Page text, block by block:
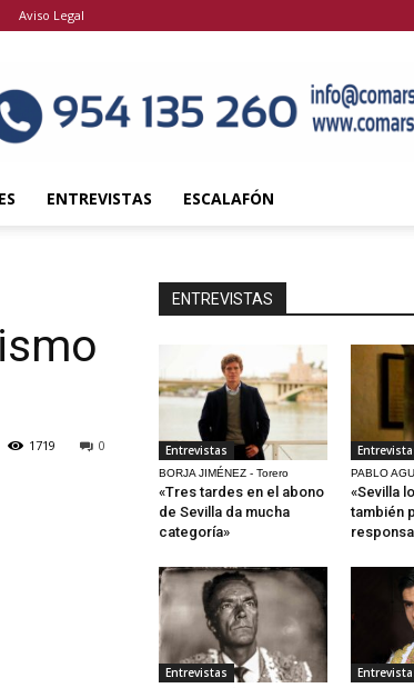
Aviso Legal
ENTREVISTAS ESCALAFÓN
0
1719
ENTREVISTAS
Entrevistas
BORJA JIMÉNEZ - Torero
«Tres tardes en el abono
de Sevilla da mucha
categoría»
PABLO
«Sevilla
también
Entrevistas